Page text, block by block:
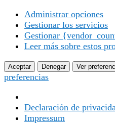
Administrar opciones
Gestionar los servicios
Gestionar
Leer más sobre estos
Aceptar Denegar Ver
preferencias
Declaración de
Impressum